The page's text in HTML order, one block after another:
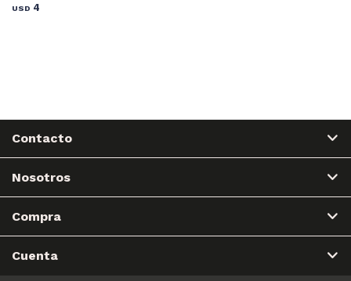
USD 4
Contacto
Nosotros
Compra
Cuenta